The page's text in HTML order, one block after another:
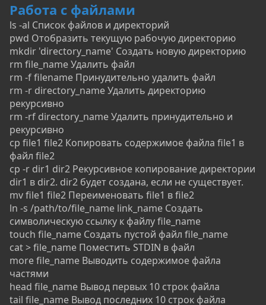
Работа с файлами
ls -al Список файлов и директорий
pwd Отобразить текущую рабочую директорию
mkdir 'directory_name' Создать новую директорию
rm file_name Удалить файл
rm -f filename Принудительно удалить файл
rm -r directory_name Удалить директорию
рекурсивно
rm -rf directory_name Удалить принудительно и
рекурсивно
cp file1 file2 Копировать содержимое файла file1 в
файл file2
cp -r dir1 dir2 Рекурсивное копирование директории
dir1 в dir2. dir2 будет создана, если не существует.
mv file1 file2 Переименовать file1 в file2
ln -s /path/to/file_name link_name Создать
символическую ссылку к файлу file_name
touch file_name Создать пустой файл file_name
cat > file_name Поместить STDIN в файл
more file_name Выводить содержимое файла
частями
head file_name Вывод первых 10 строк файла
tail file_name Вывод последних 10 строк файла